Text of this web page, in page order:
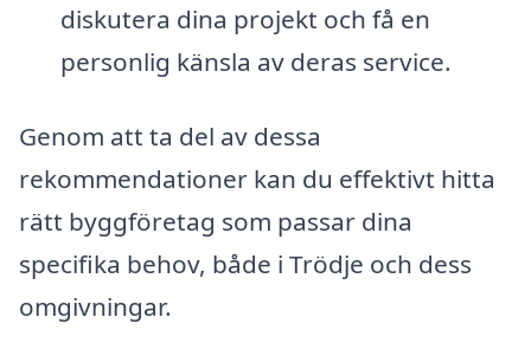
diskutera dina projekt och få en
personlig känsla av deras service.
Genom att ta del av dessa
rekommendationer kan du effektivt hitta
rätt byggföretag som passar dina
specifika behov, både i Trödje och dess
omgivningar.